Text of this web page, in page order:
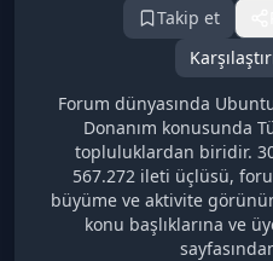
Takip et
Forum dünyasında
Donanım konusunda
topluluklardan biridir.
567.272 ileti üçlüsü,
büyüme ve aktivite
konu başlıklarına ve